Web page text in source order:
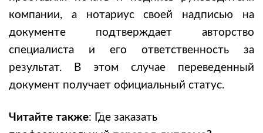
компании, а нотариус своей надписью на
документе подтверждает авторство
специалиста и его ответственность за
результат. В этом случае переведенный
документ получает официальный статус.
Читайте также: Где заказать